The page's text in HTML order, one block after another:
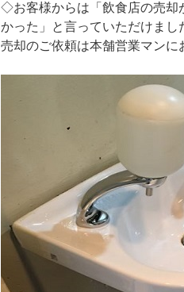
◇お客様からは「飲食店の売却
かった」と言っていただけまし
売却のご依頼は本舗営業マンに